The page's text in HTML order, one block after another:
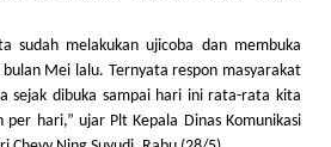
sudah melakukan ujicoba dan membuka
Mei lalu. Ternyata respon masyarakat
sejak dibuka sampai hari ini rata-rata kita
per hari,” ujar Plt Kepala Dinas Komunikasi